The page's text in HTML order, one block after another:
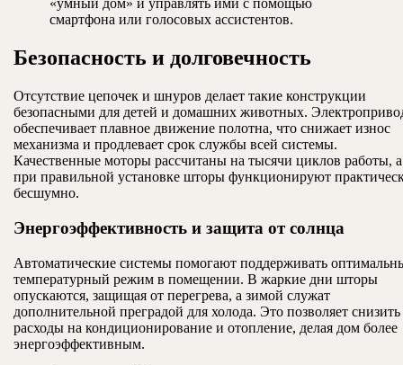
«умный дом» и управлять ими с помощью
смартфона или голосовых ассистентов.
Безопасность и долговечность
Отсутствие цепочек и шнуров делает такие конструкции
безопасными для детей и домашних животных.
обеспечивает плавное движение полотна, что снижает износ
механизма и продлевает срок службы всей системы.
Качественные моторы рассчитаны на тысячи циклов работы, а
при правильной установке шторы функционируют
бесшумно.
Энергоэффективность и защита от солнца
Автоматические системы помогают поддерживать
температурный режим в помещении. В жаркие дни шторы
опускаются, защищая от перегрева, а зимой служат
дополнительной преградой для холода. Это позволяет снизить
расходы на кондиционирование и отопление, делая дом более
энергоэффективным.